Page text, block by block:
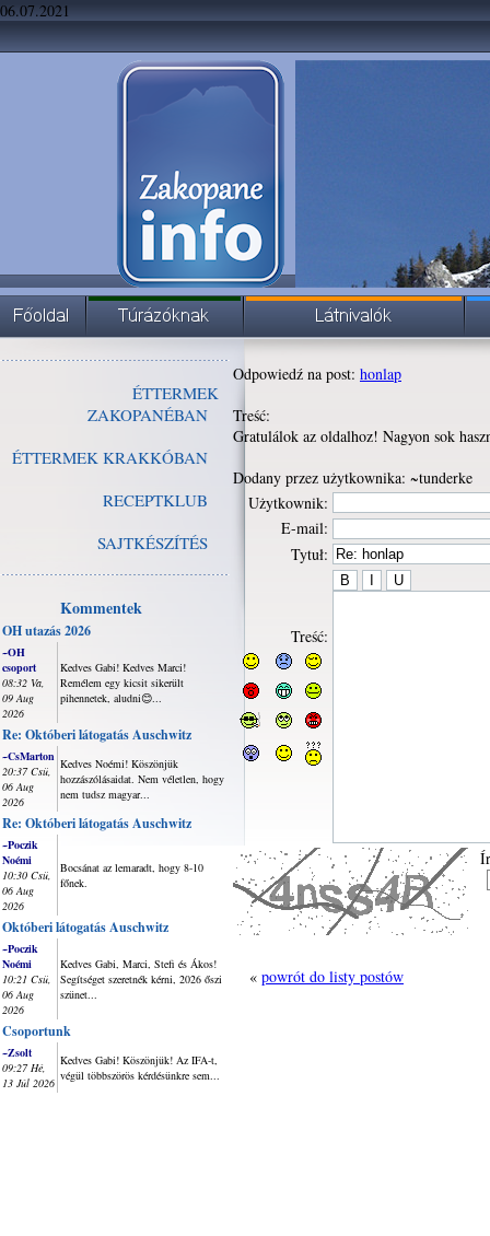
06.07.2021
ÉTTERMEK
ZAKOPANÉBAN
ÉTTERMEK KRAKKÓBAN
RECEPTKLUB
SAJTKÉSZÍTÉS
Kommentek
OH utazás 2026
~OH
csoport
08:32 Va,
09 Aug
2026
Kedves Gabi! Kedves Marci!
Remélem egy kicsit sikerült
pihennetek, aludni😊...
Re: Októberi látogatás Auschwitz
~CsMarton
20:37 Csü,
06 Aug
2026
Kedves Noémi! Köszönjük
hozzászólásaidat. Nem véletlen, hogy
nem tudsz magyar...
Re: Októberi látogatás Auschwitz
~Poczik
Noémi
10:30 Csü,
06 Aug
2026
Bocsánat az lemaradt, hogy 8-10
főnek.
Októberi látogatás Auschwitz
~Poczik
Noémi
10:21 Csü,
06 Aug
2026
Kedves Gabi, Marci, Stefi és Ákos!
Segítséget szeretnék kérni, 2026 őszi
szünet...
Csoportunk
~Zsolt
09:27 Hé,
13 Júl 2026
Kedves Gabi! Köszönjük! Az IFA-t,
végül többszörös kérdésünkre sem...
Odpowiedź na post: honlap
Treść:
Gratulálok az oldalhoz! Nagyon sok
Dodany przez użytkownika: ~tunderke
Użytkownik:
E-mail:
Tytuł:
Treść:
« powrót do listy postów